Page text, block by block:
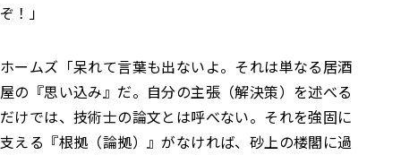
ぞ！」
ホームズ 「呆れて言葉も出ないよ。それは単なる居酒
屋の『思い込み』だ。 自分の主張（解決策）を述べる
だけでは、技術士の論文とは呼べない。それを強固に
支える『根拠（論拠）』がなければ、砂上の楼閣に過